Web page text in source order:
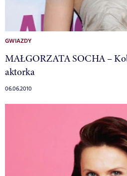
GWIAZDY
MAŁGORZATA SOCHA –
aktorka
06.06.2010